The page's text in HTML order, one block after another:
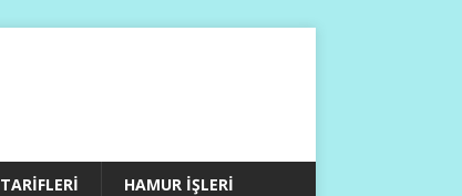
HAMUR İŞLERI